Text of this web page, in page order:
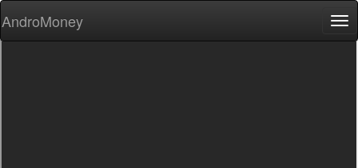
AndroMoney